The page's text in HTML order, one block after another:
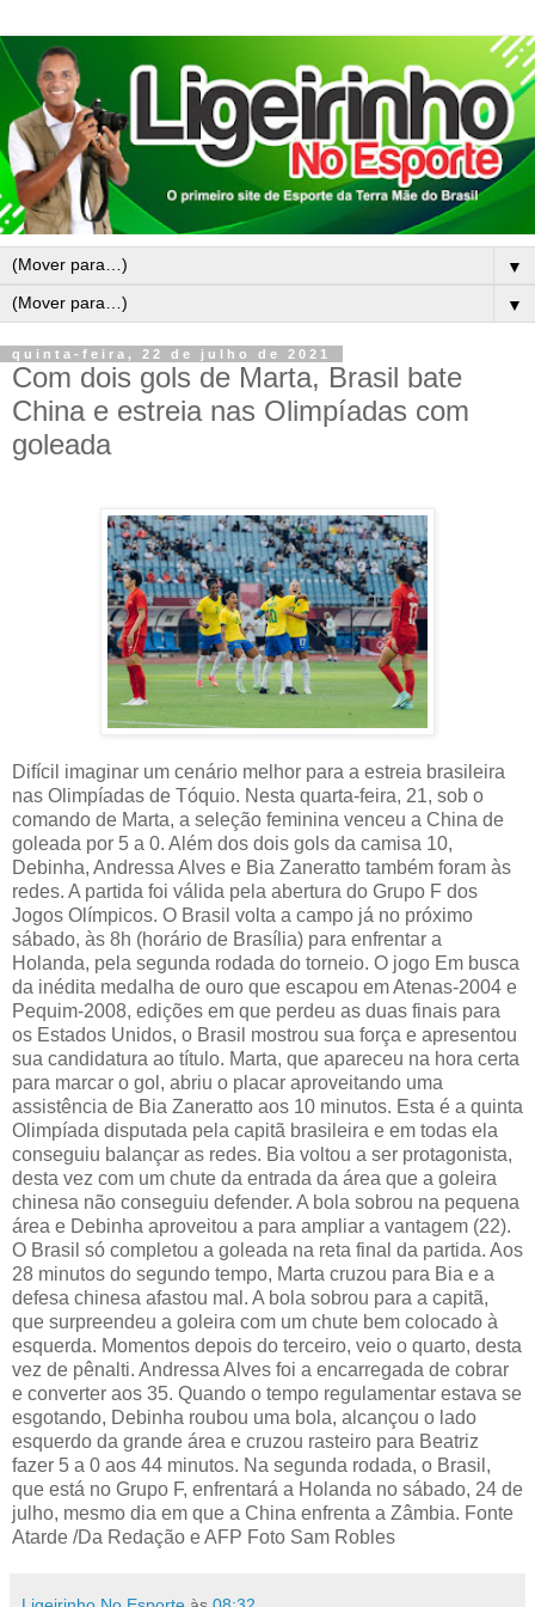
▼
▼
quinta-feira, 22 de julho de 2021
Com dois gols de Marta, Brasil bate
China e estreia nas Olimpíadas com
goleada
Difícil imaginar um cenário melhor para a estreia brasileira
nas Olimpíadas de Tóquio. Nesta quarta-feira, 21, sob o
comando de Marta, a seleção feminina venceu a China de
goleada por 5 a 0. Além dos dois gols da camisa 10,
Debinha, Andressa Alves e Bia Zaneratto também foram às
redes. A partida foi válida pela abertura do Grupo F dos
Jogos Olímpicos. O Brasil volta a campo já no próximo
sábado, às 8h (horário de Brasília) para enfrentar a
Holanda, pela segunda rodada do torneio. O jogo Em busca
da inédita medalha de ouro que escapou em Atenas-2004 e
Pequim-2008, edições em que perdeu as duas finais para
os Estados Unidos, o Brasil mostrou sua força e apresentou
sua candidatura ao título. Marta, que apareceu na hora certa
para marcar o gol, abriu o placar aproveitando uma
assistência de Bia Zaneratto aos 10 minutos. Esta é a quinta
Olimpíada disputada pela capitã brasileira e em todas ela
conseguiu balançar as redes. Bia voltou a ser protagonista,
desta vez com um chute da entrada da área que a goleira
chinesa não conseguiu defender. A bola sobrou na pequena
área e Debinha aproveitou a para ampliar a vantagem (22).
O Brasil só completou a goleada na reta final da partida. Aos
28 minutos do segundo tempo, Marta cruzou para Bia e a
defesa chinesa afastou mal. A bola sobrou para a capitã,
que surpreendeu a goleira com um chute bem colocado à
esquerda. Momentos depois do terceiro, veio o quarto, desta
vez de pênalti. Andressa Alves foi a encarregada de cobrar
e converter aos 35. Quando o tempo regulamentar estava se
esgotando, Debinha roubou uma bola, alcançou o lado
esquerdo da grande área e cruzou rasteiro para Beatriz
fazer 5 a 0 aos 44 minutos. Na segunda rodada, o Brasil,
que está no Grupo F, enfrentará a Holanda no sábado, 24 de
julho, mesmo dia em que a China enfrenta a Zâmbia. Fonte
Atarde /Da Redação e AFP Foto Sam Robles